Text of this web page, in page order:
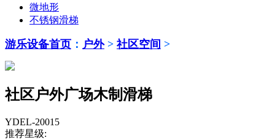
微地形
不锈钢滑梯
游乐设备首页 ： 户外> 社区空间 >
社区户外广场木制滑梯
YDEL-20015
推荐星级: